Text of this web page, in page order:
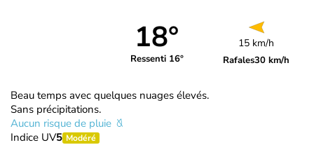
18°
Ressenti 16°
15 km/h
Rafales30 km/h
Beau temps avec quelques nuages élevés.
Sans précipitations.
Aucun risque de pluie
Indice UV5 Modéré